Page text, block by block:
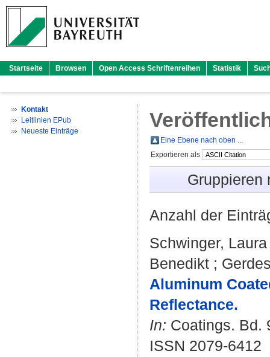
Startseite Browsen Open Access Schriftenreihen Statistik
Kontakt
Leitlinien EPub
Neueste Einträge
Eine Ebene nach oben ...
Exportieren als
Anzahl der
Schwinger, Laura
Benedikt ;
Aluminum
Reflectance.
In: Coatings. Bd.
ISSN 2079-6412